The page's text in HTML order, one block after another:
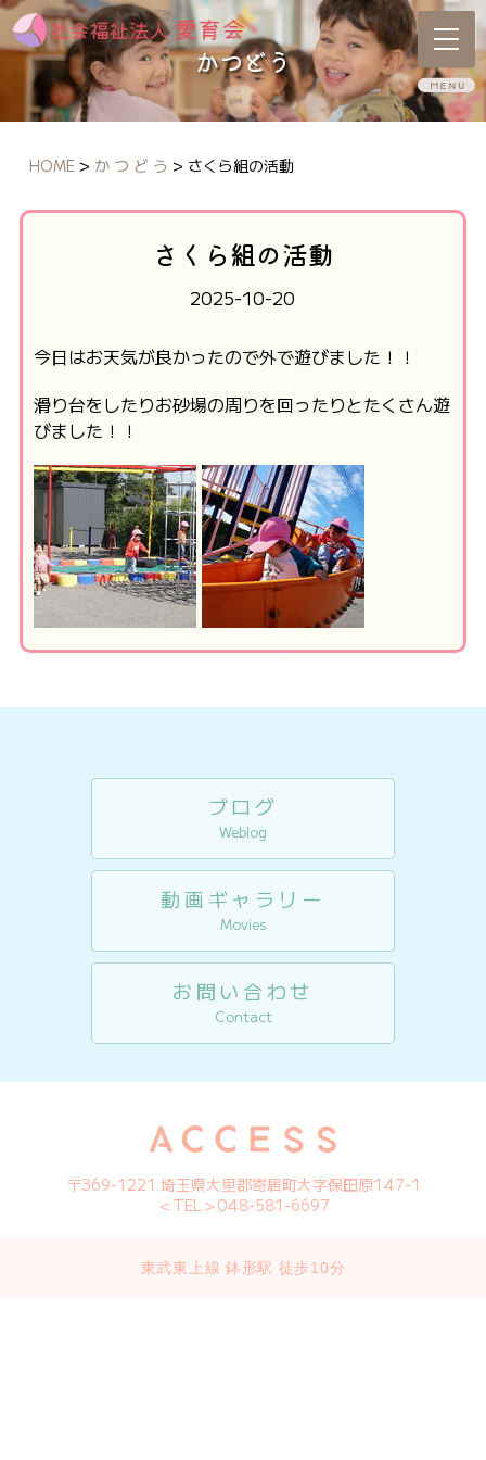
かつどう
HOME> か つ ど う > さくら組の活動
さくら組の活動
2025-10-20
今日はお天気が良かったので外で遊びました！！
滑り台をしたりお砂場の周りを回ったりとたくさん遊
びました！！
ブログ
Weblog
動画ギャラリー
Movies
お問い合わせ
Contact
〒369-1221 埼玉県大里郡寄居町大字保田原147-1
＜TEL＞048-581-6697
東武東上線 鉢形駅 徒歩10分